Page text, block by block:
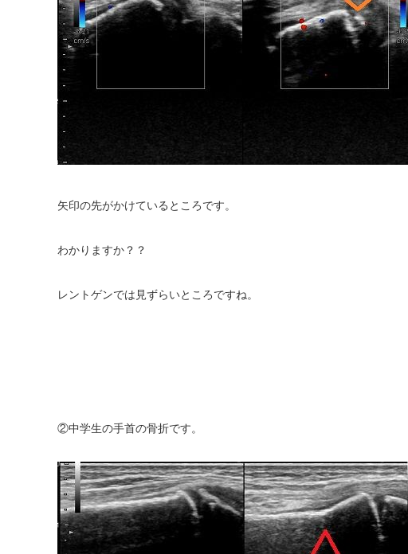
矢印の先がかけているところです。
わかりますか？？
レントゲンでは見ずらいところですね。
②中学生の手首の骨折です。